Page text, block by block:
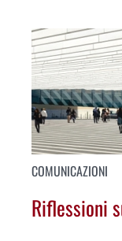
COMUNICAZIONI
Riflessioni